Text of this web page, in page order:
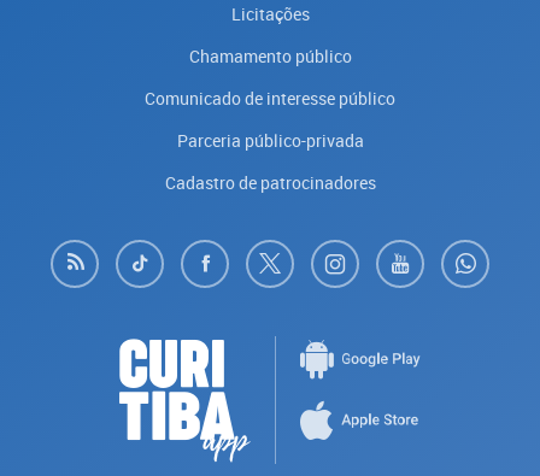
Licitações
Chamamento público
Comunicado de interesse público
Parceria público-privada
Cadastro de patrocinadores